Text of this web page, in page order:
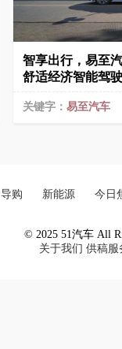
智享出行，易至
舒适经济智能驾
关键字： 易至汽车
导购 新能源 今日
© 2025 51汽车 All
关于我们 供稿服